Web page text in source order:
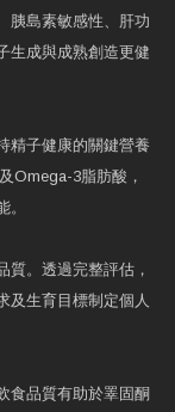
胰島素敏感性、肝功
生成與成熟創造更健
精子健康的關鍵營養
Omega-3脂肪酸，
質。透過完整評估，
及生育目標制定個人
食品質有助於睪固酮